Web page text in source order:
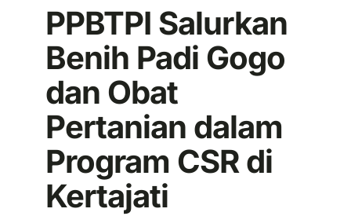
Komoditas
Galeri
Tentang Kami
Belanja Bibit Penangkar
PPBTPI Salurkan
Benih Padi Gogo
dan Obat
Pertanian dalam
Program CSR di
Kertajati